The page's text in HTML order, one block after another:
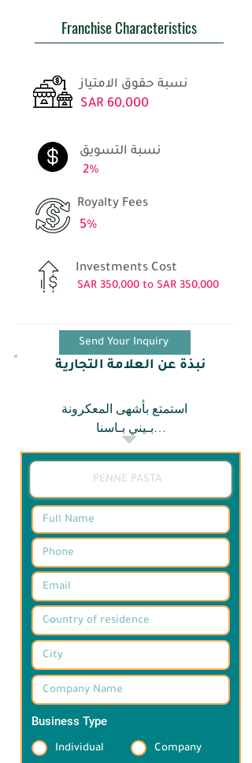
Franchise Characteristics
نسبة حقوق الامتياز
SAR 60,000
2%
Royalty Fees
5%
Investments Cost
SAR 350,000 to SAR 350,000
Send Your Inquiry
استمتع بأشهى المعكرونة
بـيني بـاسنا
تذوق النكهات الغنية للمعكرونة التي تقدمها
مطاعمنا، حيث نجمع بين الفوتوشيني
الكريمي والألفريدو اللذيذ مع مكونات عالية
الجودة لتجربة طعام لا تنسى. جرب أشهى
الباستا الآن ودع كل لقمة تأخذك إلى رحلة
في عالم الذوق الرفيع.
Business Type
Individual Company